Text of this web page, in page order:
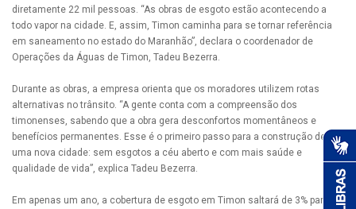
diretamente 22 mil pessoas. “As obras de esgoto estão acontecendo a
todo vapor na cidade. E, assim, Timon caminha para se tornar referência
em saneamento no estado do Maranhão”, declara o coordenador de
Operações da Águas de Timon, Tadeu Bezerra.
Durante as obras, a empresa orienta que os moradores utilizem rotas
alternativas no trânsito. “A gente conta com a compreensão dos
timonenses, sabendo que a obra gera desconfortos momentâneos e
benefícios permanentes. Esse é o primeiro passo para a construção de
uma nova cidade: sem esgotos a céu aberto e com mais saúde e
qualidade de vida”, explica Tadeu Bezerra.
Em apenas um ano, a cobertura de esgoto em Timon saltará de 3% para